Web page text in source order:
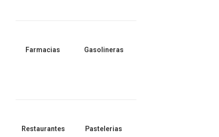
Farmacias Gasolineras
Restaurantes
Pastelerias